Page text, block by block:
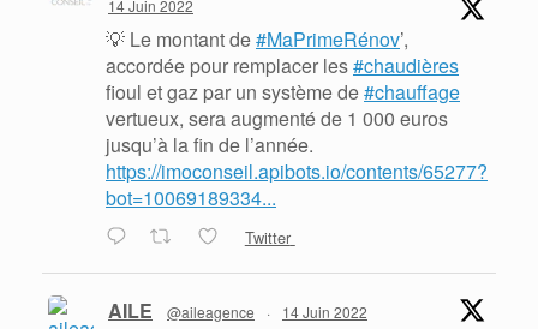
14 Juin 2022
💡 Le montant de#MaPrimeRénov’,
accordée pour remplacer les#chaudières
fioul et gaz par un système de#chauffage
vertueux, sera augmenté de 1 000 euros
jusqu’à la fin de l’année.
https://imoconseil.apibots.io/contents/65277?
bot=10069189334...
Twitter
AILE @aileagence · 14 Juin 2022